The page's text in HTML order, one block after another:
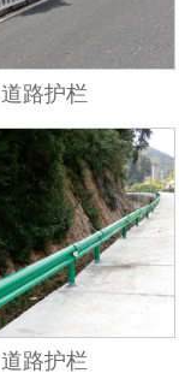
道路护栏
道路护栏